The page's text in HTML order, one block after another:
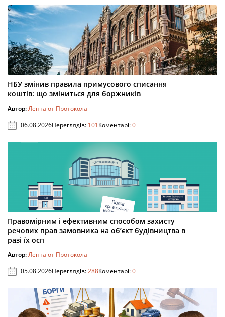
НБУ змінив правила примусового списання
коштів: що зміниться для боржників
Автор:Лента от Протокола
06.08.2026Переглядів: 101Коментарі:0
Правомірним і ефективним способом захисту
речових прав замовника на об’єкт будівництва в
разі їх осп
Автор:Лента от Протокола
05.08.2026Переглядів:288Коментарі:0